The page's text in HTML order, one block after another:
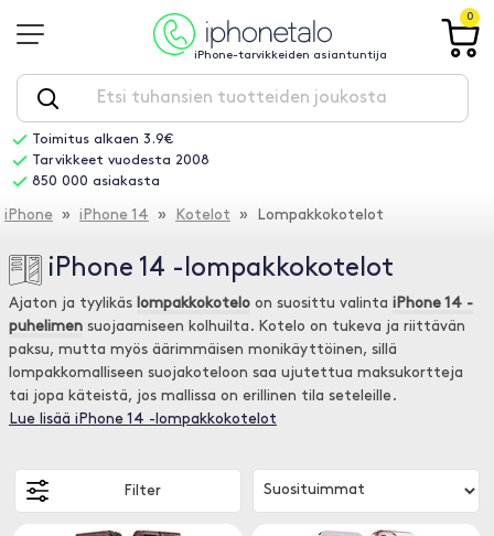
iPhone-tarvikkeiden asiantuntija
0
Toimitus alkaen 3.9€
Tarvikkeet vuodesta 2008
850 000 asiakasta
iPhone » iPhone 14 » Kotelot » Lompakkokotelot
iPhone 14 -lompakkokotelot
Ajaton ja tyylikäs lompakkokotelo on suosittu valinta iPhone 14 -
puhelimen suojaamiseen kolhuilta. Kotelo on tukeva ja riittävän
paksu, mutta myös äärimmäisen monikäyttöinen, sillä
lompakkomalliseen suojakoteloon saa ujutettua maksukortteja
tai jopa käteistä, jos mallissa on erillinen tila seteleille.
Lue lisää iPhone 14 -lompakkokotelot
Filter